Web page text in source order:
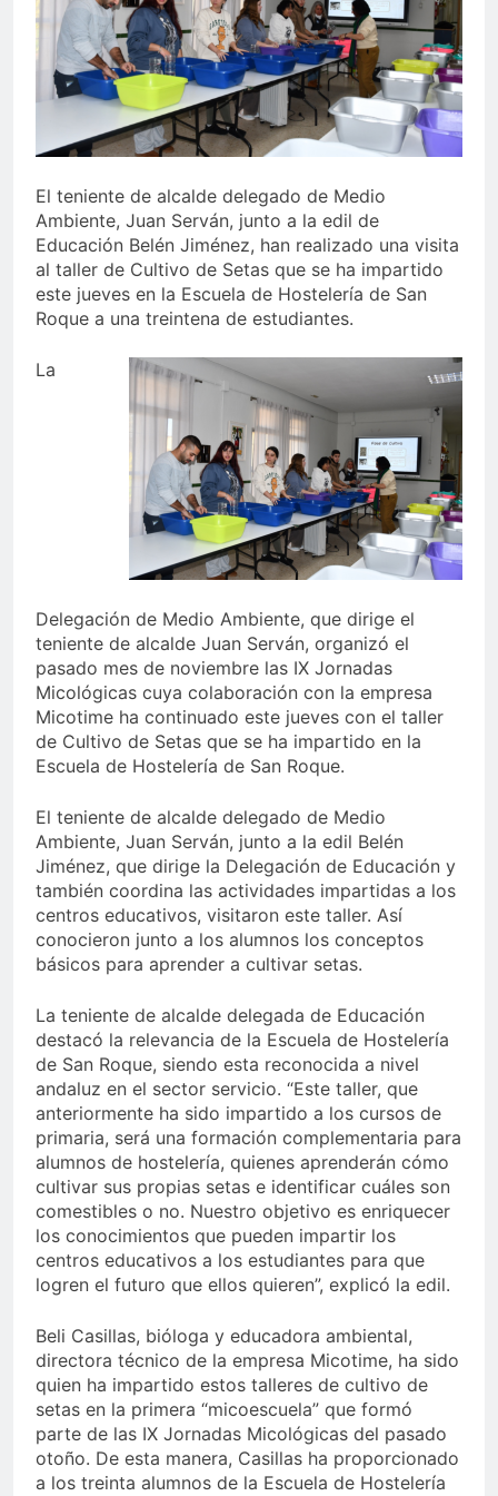
echa el cierre con éxito
rotundo
2 Semanas Atrás
La Mancomunidad y el
Banco de Alimentos del
Campo de Gibraltar renuevan
su convenio de colaboración
2 Semanas Atrás
Tráfico especial para
despedir la feria. Ojo si vas
La feria se despide por todo
lo alto: Antonio José,
fuegos artificiales y música
hasta el amanecer
2 Semanas Atrás
El teniente de alcalde delegado de Medio
Ambiente, Juan Serván, junto a la edil de
Educación Belén Jiménez, han realizado una visita
al taller de Cultivo de Setas que se ha impartido
este jueves en la Escuela de Hostelería de San
Roque a una treintena de estudiantes.
La
Delegación de Medio Ambiente, que dirige el
teniente de alcalde Juan Serván, organizó el
pasado mes de noviembre las IX Jornadas
Micológicas cuya colaboración con la empresa
Micotime ha continuado este jueves con el taller
de Cultivo de Setas que se ha impartido en la
Escuela de Hostelería de San Roque.
El teniente de alcalde delegado de Medio
Ambiente, Juan Serván, junto a la edil Belén
Jiménez, que dirige la Delegación de Educación y
también coordina las actividades impartidas a los
centros educativos, visitaron este taller. Así
conocieron junto a los alumnos los conceptos
básicos para aprender a cultivar setas.
La teniente de alcalde delegada de Educación
destacó la relevancia de la Escuela de Hostelería
de San Roque, siendo esta reconocida a nivel
andaluz en el sector servicio. “Este taller, que
anteriormente ha sido impartido a los cursos de
primaria, será una formación complementaria para
alumnos de hostelería, quienes aprenderán cómo
cultivar sus propias setas e identificar cuáles son
comestibles o no. Nuestro objetivo es enriquecer
los conocimientos que pueden impartir los
centros educativos a los estudiantes para que
logren el futuro que ellos quieren”, explicó la edil.
Beli Casillas, bióloga y educadora ambiental,
directora técnico de la empresa Micotime, ha sido
quien ha impartido estos talleres de cultivo de
setas en la primera “micoescuela” que formó
parte de las IX Jornadas Micológicas del pasado
otoño. De esta manera, Casillas ha proporcionado
a los treinta alumnos de la Escuela de Hostelería